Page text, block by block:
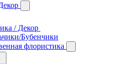
/ Декор
Бубенчики
флористика